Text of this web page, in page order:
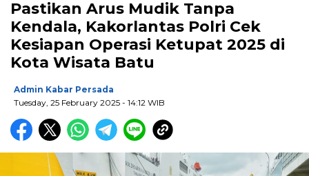
Pastikan Arus Mudik Tanpa
Kendala, Kakorlantas Polri Cek
Kesiapan Operasi Ketupat 2025 di
Kota Wisata Batu
Admin Kabar Persada
Tuesday, 25 February 2025 - 14:12 WIB